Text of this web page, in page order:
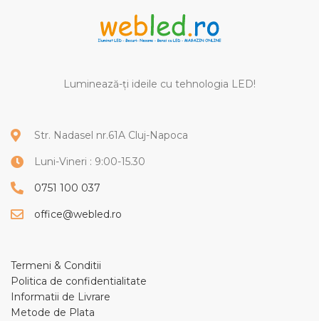
Luminează-ți ideile cu tehnologia LED!
Str. Nadasel nr.61A Cluj-Napoca
Luni-Vineri : 9:00-15.30
0751 100 037
office@webled.ro
Termeni & Conditii
Politica de confidentialitate
Informatii de Livrare
Metode de Plata